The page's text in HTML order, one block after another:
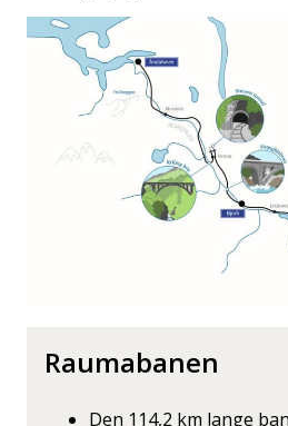
Raumabanen
Den 114,2 km lange